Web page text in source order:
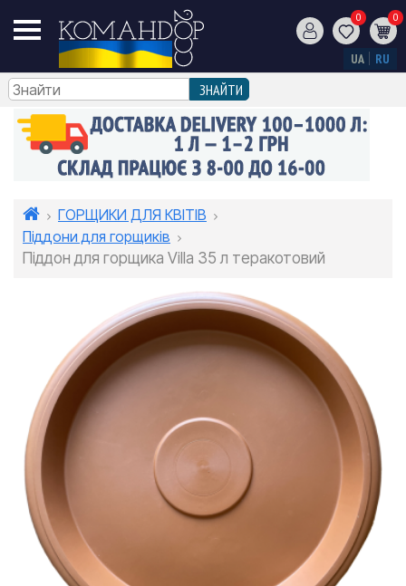
0 0
UA RU
ГОРЩИКИ ДЛЯ КВІТІВ
Піддони для горщиків
Піддон для горщика Villa 35 л теракотовий